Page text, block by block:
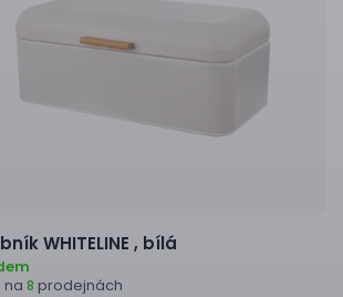
WHITELINE , bílá
na 8 prodejnách